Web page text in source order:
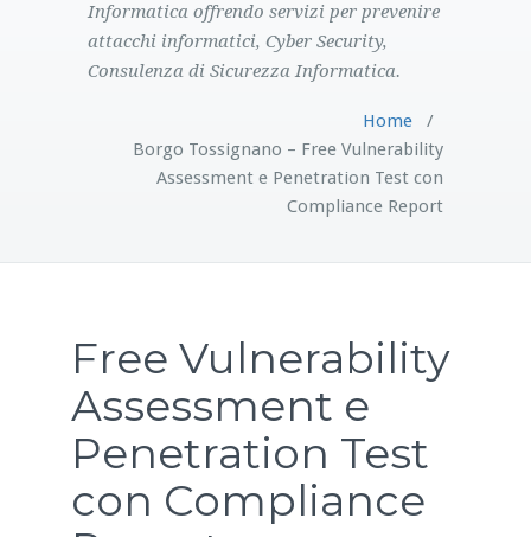
Informatica offrendo servizi per prevenire
attacchi informatici, Cyber Security,
Consulenza di Sicurezza Informatica.
Home/
Borgo Tossignano – Free Vulnerability
Assessment e Penetration Test con
Compliance Report
Free Vulnerability
Assessment e
Penetration Test
con Compliance